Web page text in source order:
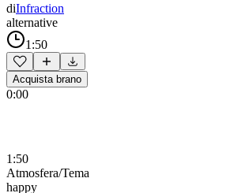
diInfraction
alternative
1:50
Acquista brano
0:00
1:50
Atmosfera/Tema
happy